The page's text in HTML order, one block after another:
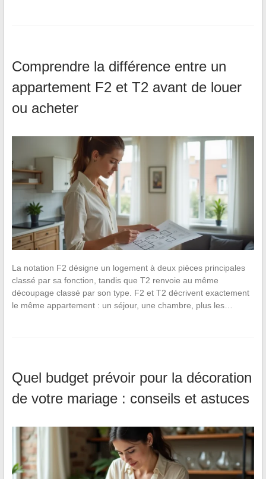
Comprendre la différence entre un
appartement F2 et T2 avant de louer
ou acheter
La notation F2 désigne un logement à deux pièces principales
classé par sa fonction, tandis que T2 renvoie au même
découpage classé par son type. F2 et T2 décrivent exactement
le même appartement : un séjour, une chambre, plus les…
Quel budget prévoir pour la décoration
de votre mariage : conseils et astuces